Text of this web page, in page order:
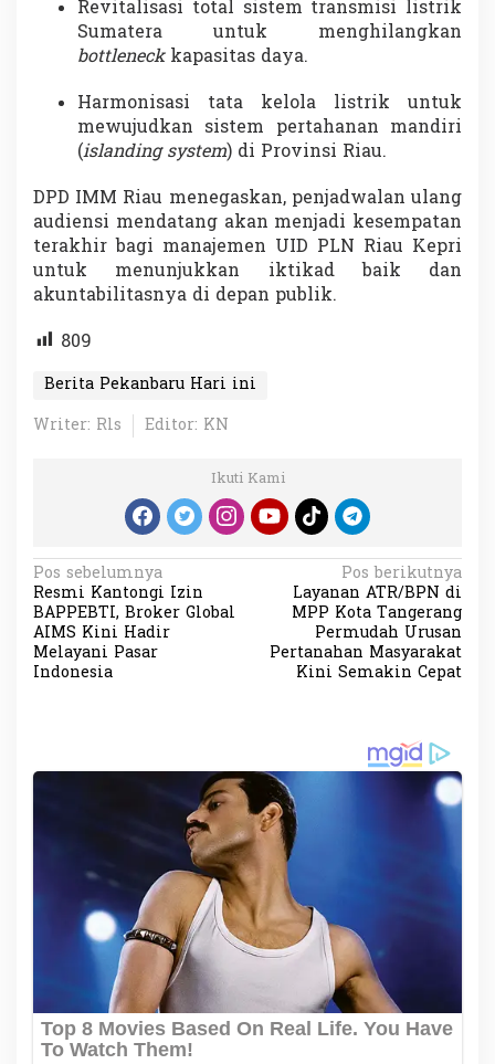
Revitalisasi total sistem transmisi listrik
Sumatera untuk menghilangkan
bottleneckkapasitas daya.
Harmonisasi tata kelola listrik untuk
mewujudkan sistem pertahanan mandiri
(islanding system) di Provinsi Riau.
DPD IMM Riau menegaskan, penjadwalan ulang
audiensi mendatang akan menjadi kesempatan
terakhir bagi manajemen UID PLN Riau Kepri
untuk menunjukkan iktikad baik dan
akuntabilitasnya di depan publik.
809
Berita Pekanbaru Hari ini
Writer: Rls
Editor: KN
Ikuti Kami
N
a
v
i
s
p
s
Pos sebelumnya
Resmi Kantongi Izin
BAPPEBTI, Broker Global
AIMS Kini Hadir
Melayani Pasar
Indonesia
Pos berikutnya
Layanan ATR/BPN di
MPP Kota Tangerang
Permudah Urusan
Pertanahan Masyarakat
Kini Semakin Cepat